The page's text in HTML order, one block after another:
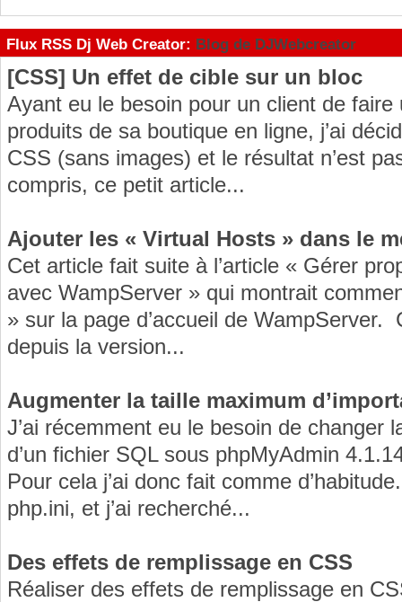
Flux RSS Dj Web Creator: Blog de DJWebcreator
[CSS] Un effet de cible sur un bloc
Ayant eu le besoin pour un client de
produits de sa boutique en ligne, j’ai
CSS (sans images) et le résultat n’est
compris, ce petit article...
Ajouter les « Virtual Hosts » dans le
Cet article fait suite à l’article « Gérer
avec WampServer » qui montrait
» sur la page d’accueil de WampServer.
depuis la version...
Augmenter la taille maximum
J’ai récemment eu le besoin de changer
d’un fichier SQL sous phpMyAdmin
Pour cela j’ai donc fait comme
php.ini, et j’ai recherché...
Des effets de remplissage en CSS
Réaliser des effets de remplissage en